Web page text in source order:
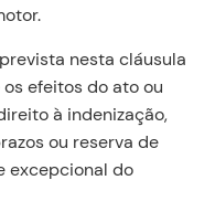
nesta cláusula
efeitos do ato ou
à indenização,
ou reserva de
excepcional do